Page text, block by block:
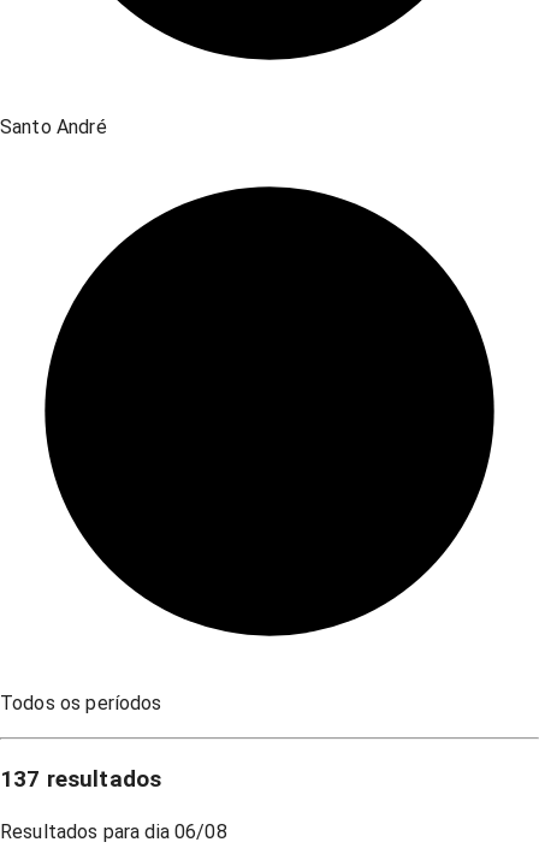
Santo André
Todos os períodos
137 resultados
Resultados para dia 06/08